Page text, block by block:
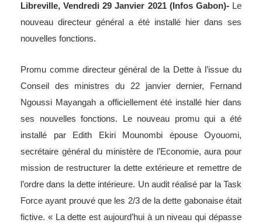
Libreville, Vendredi 29 Janvier 2021 (Infos Gabon)-Le
nouveau directeur général a été installé hier dans ses
nouvelles fonctions.
Promu comme directeur général de la Dette à l’issue du
Conseil des ministres du 22 janvier dernier, Fernand
Ngoussi Mayangah a officiellement été installé hier dans
ses nouvelles fonctions. Le nouveau promu qui a été
installé par Edith Ekiri Mounombi épouse Oyouomi,
secrétaire général du ministère de l’Economie, aura pour
mission de restructurer la dette extérieure et remettre de
l’ordre dans la dette intérieure. Un audit réalisé par la Task
Force ayant prouvé que les 2/3 de la dette gabonaise était
fictive. « La dette est aujourd’hui à un niveau qui dépasse